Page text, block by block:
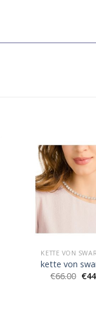
KETTE VON
kette von
€66.00 €